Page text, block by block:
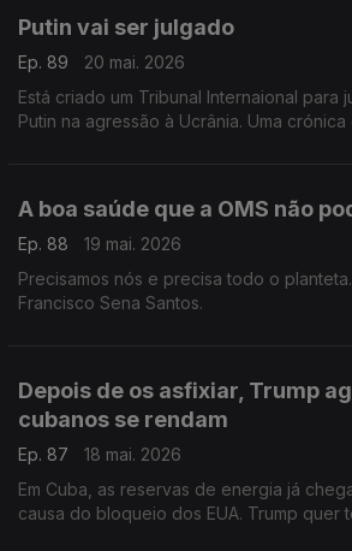
Putin vai ser julgado
Ep. 89
20 mai. 2026
Está criado um Tribunal Internaional para
Putin na agressão à Ucrânia. Uma
A boa saúde que a OMS não
Ep. 88
19 mai. 2026
Precisamos nós e precisa todo o
Francisco Sena Santos.
Depois de os asfixiar, Trump
cubanos se rendam
Ep. 87
18 mai. 2026
Em Cuba, as reservas de energia já
causa do bloqueio dos EUA. Trump quer